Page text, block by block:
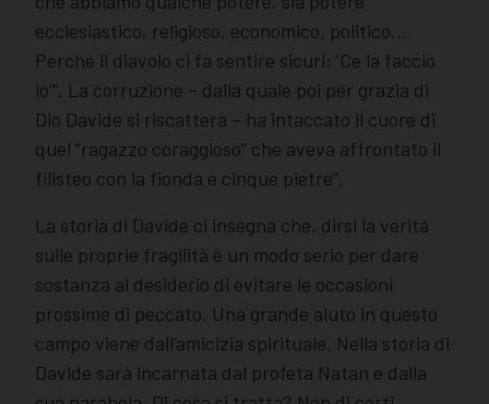
ecclesiastico, religioso, economico, politico…
Perché il diavolo ci fa sentire sicuri: ‘Ce la faccio
io’”. La corruzione – dalla quale poi per grazia di
Dio Davide si riscatterà – ha intaccato il cuore di
quel “ragazzo coraggioso” che aveva affrontato il
filisteo con la fionda e cinque pietre”.
La storia di Davide ci insegna che, dirsi la verità
sulle proprie fragilità è un modo serio per dare
sostanza al desiderio di evitare le occasioni
prossime di peccato. Una grande aiuto in questo
campo viene dall’amicizia spirituale. Nella storia di
Davide sarà incarnata dal profeta Natan e dalla